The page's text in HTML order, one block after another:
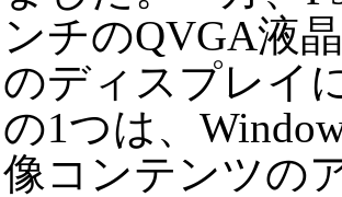
ンチのQVGA液
のディスプレイ
の1つは、
像コンテンツの